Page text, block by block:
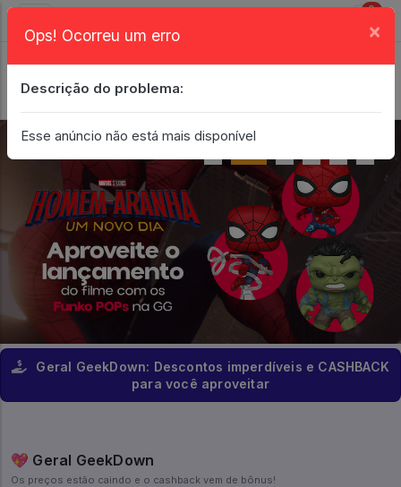
0
Geral GeekDown: Descontos imperdíveis e CASHBACK
para você aproveitar
💖 Geral GeekDown
Os preços estão caindo e o cashback vem de bônus!
Ops! Ocorreu um erro ×
Descrição do problema:
Esse anúncio não está mais disponível